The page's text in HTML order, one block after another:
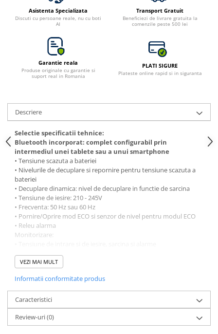
Asistenta Specializata
Discuti cu persoane reale, nu cu boti
AI
Transport Gratuit
Beneficiezi de livrare gratuita la
comenzile peste 500 lei
Garantie reala
Produse originale cu garantie si
suport real in Romania
PLATI SIGURE
Plateste online rapid si in siguranta
Descriere
Selectie specificatii tehnice:
Bluetooth incorporat: complet configurabil prin
intermediul unei tablete sau a unui smartphone
• Tensiune scazuta a bateriei
• Nivelurile de decuplare si repornire pentru tensiune scazuta a
bateriei
• Decuplare dinamica: nivel de decuplare in functie de sarcina
• Tensiune de iesire: 210 - 245V
• Frecventa: 50 Hz sau 60 Hz
• Pornire/Oprire mod ECO si senzor de nivel pentru modul ECO
• Releu alarma
Monitorizare:
Monitorizare:
• Tensiune de intrare si de iesire, sarcina si alarme
Portul VE.Direct poate fi conectat la un calculator (este necesar
un cablu de interfata VE.Direct la USB) pentru a configura si
monitoriza aceiasi parametri.
Fiabilitate dovedita
Topologia complexa de transformator toroidal si cu punte H si-a
dovedit fiabilitatea de-a lungul multor ani. Invertoarele sunt
VEZI MAI MULT
Informatii conformitate produs
Caracteristici
Review-uri(0)